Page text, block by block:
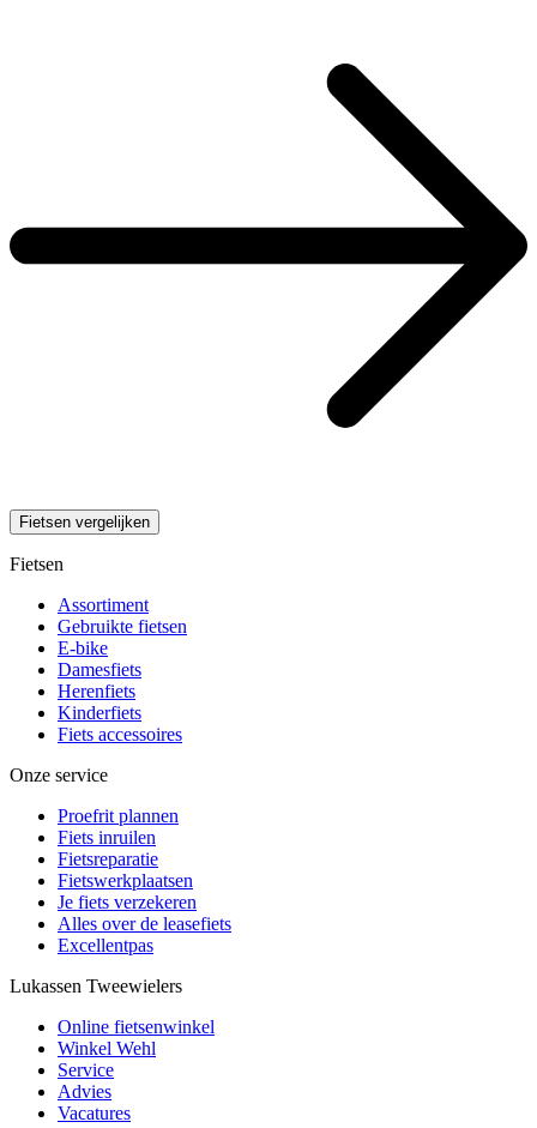
Fietsen vergelijken
Fietsen
Assortiment
Gebruikte fietsen
E-bike
Damesfiets
Herenfiets
Kinderfiets
Fiets accessoires
Onze service
Proefrit plannen
Fiets inruilen
Fietsreparatie
Fietswerkplaatsen
Je fiets verzekeren
Alles over de leasefiets
Excellentpas
Lukassen Tweewielers
Online fietsenwinkel
Winkel Wehl
Service
Advies
Vacatures